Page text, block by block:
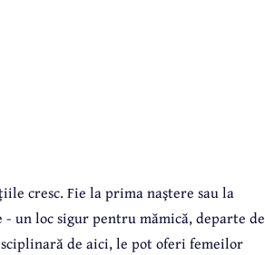
cresc. Fie la prima naştere sau la
un loc sigur pentru mămică, departe de
de aici, le pot oferi femeilor